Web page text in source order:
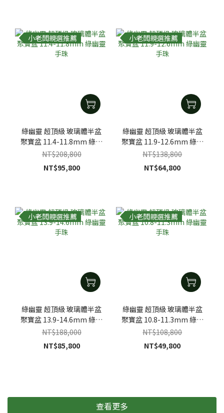
小老闆親選推薦
綠幽靈 超頂級 玻璃體半盆
聚寶盆 11.4-11.8mm 綠幽
靈手珠
NT$208,800
NT$95,800
小老闆親選推薦
綠幽靈 超頂級 玻璃體半盆
聚寶盆 11.9-12.6mm 綠幽
靈手珠
NT$138,800
NT$64,800
小老闆親選推薦
綠幽靈 超頂級 玻璃體半盆
聚寶盆 13.9-14.6mm 綠幽
靈手珠
NT$188,000
NT$85,800
小老闆親選推薦
綠幽靈 超頂級 玻璃體半盆
聚寶盆 10.8-11.3mm 綠幽
靈手珠
NT$108,800
NT$49,800
查看更多